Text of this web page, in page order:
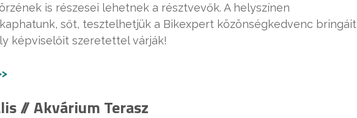
is részesei lehetnek a résztvevők. A helyszínen
sőt, tesztelhetjük a Bikexpert közönségkedvenc bringáit
képviselőit szeretettel várják!
// Akvárium Terasz